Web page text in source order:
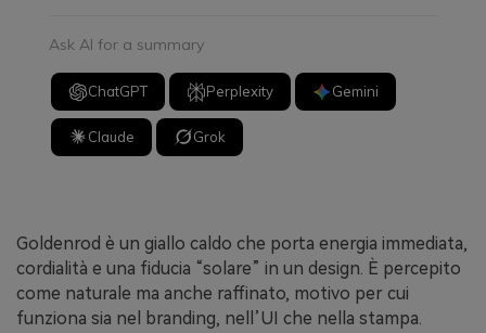
Ask AI for a summary
ChatGPT Perplexity Gemini
Claude Grok
Goldenrod è un giallo caldo che porta energia immediata,
cordialità e una fiducia “solare” in un design. È percepito
come naturale ma anche raffinato, motivo per cui
funziona sia nel branding, nell’UI che nella stampa.